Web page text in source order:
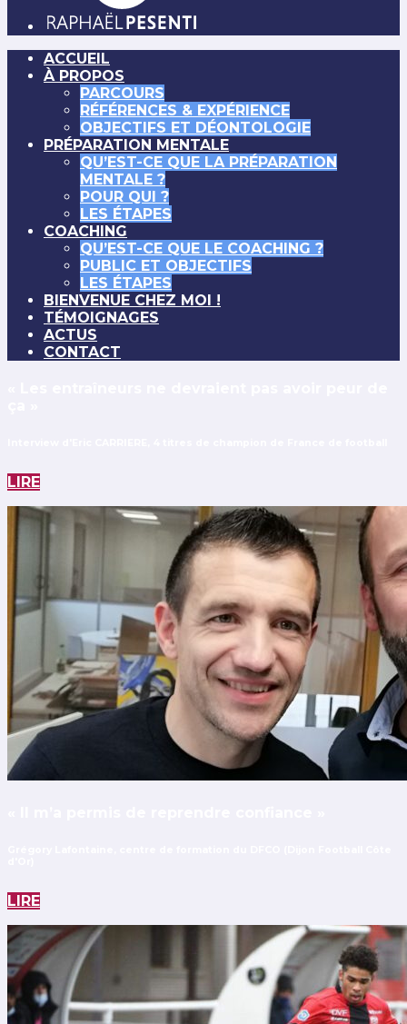
ACCUEIL
À PROPOS
PARCOURS
RÉFÉRENCES & EXPÉRIENCE
OBJECTIFS ET DÉONTOLOGIE
PRÉPARATION MENTALE
QU’EST-CE QUE LA PRÉPARATION
MENTALE ?
POUR QUI ?
LES ÉTAPES
COACHING
QU’EST-CE QUE LE COACHING ?
PUBLIC ET OBJECTIFS
LES ÉTAPES
BIENVENUE CHEZ MOI !
TÉMOIGNAGES
ACTUS
CONTACT
LIRE
LIRE